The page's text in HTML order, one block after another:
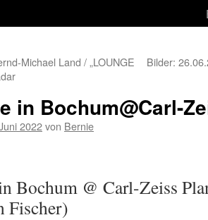
Michael Land / „LOUNGE
Bilder:
in Bochum@Carl-
2022von Bernie
Bochum @ Carl-Zeiss
Fischer)